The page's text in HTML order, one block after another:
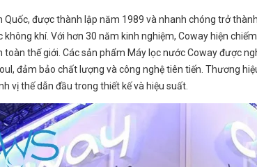
Quốc, được thành lập năm 1989 và nhanh chóng trở
không khí. Với hơn 30 năm kinh nghiệm, Coway hiện
thế giới. Các sản phẩm Máy lọc nước Coway được
đảm bảo chất lượng và công nghệ tiên tiến. Thương
vị thế dẫn đầu trong thiết kế và hiệu suất.